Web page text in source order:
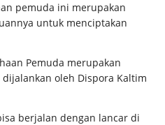
pemuda ini merupakan
untuk menciptakan
Pemuda merupakan
oleh Dispora Kaltim
berjalan dengan lancar di